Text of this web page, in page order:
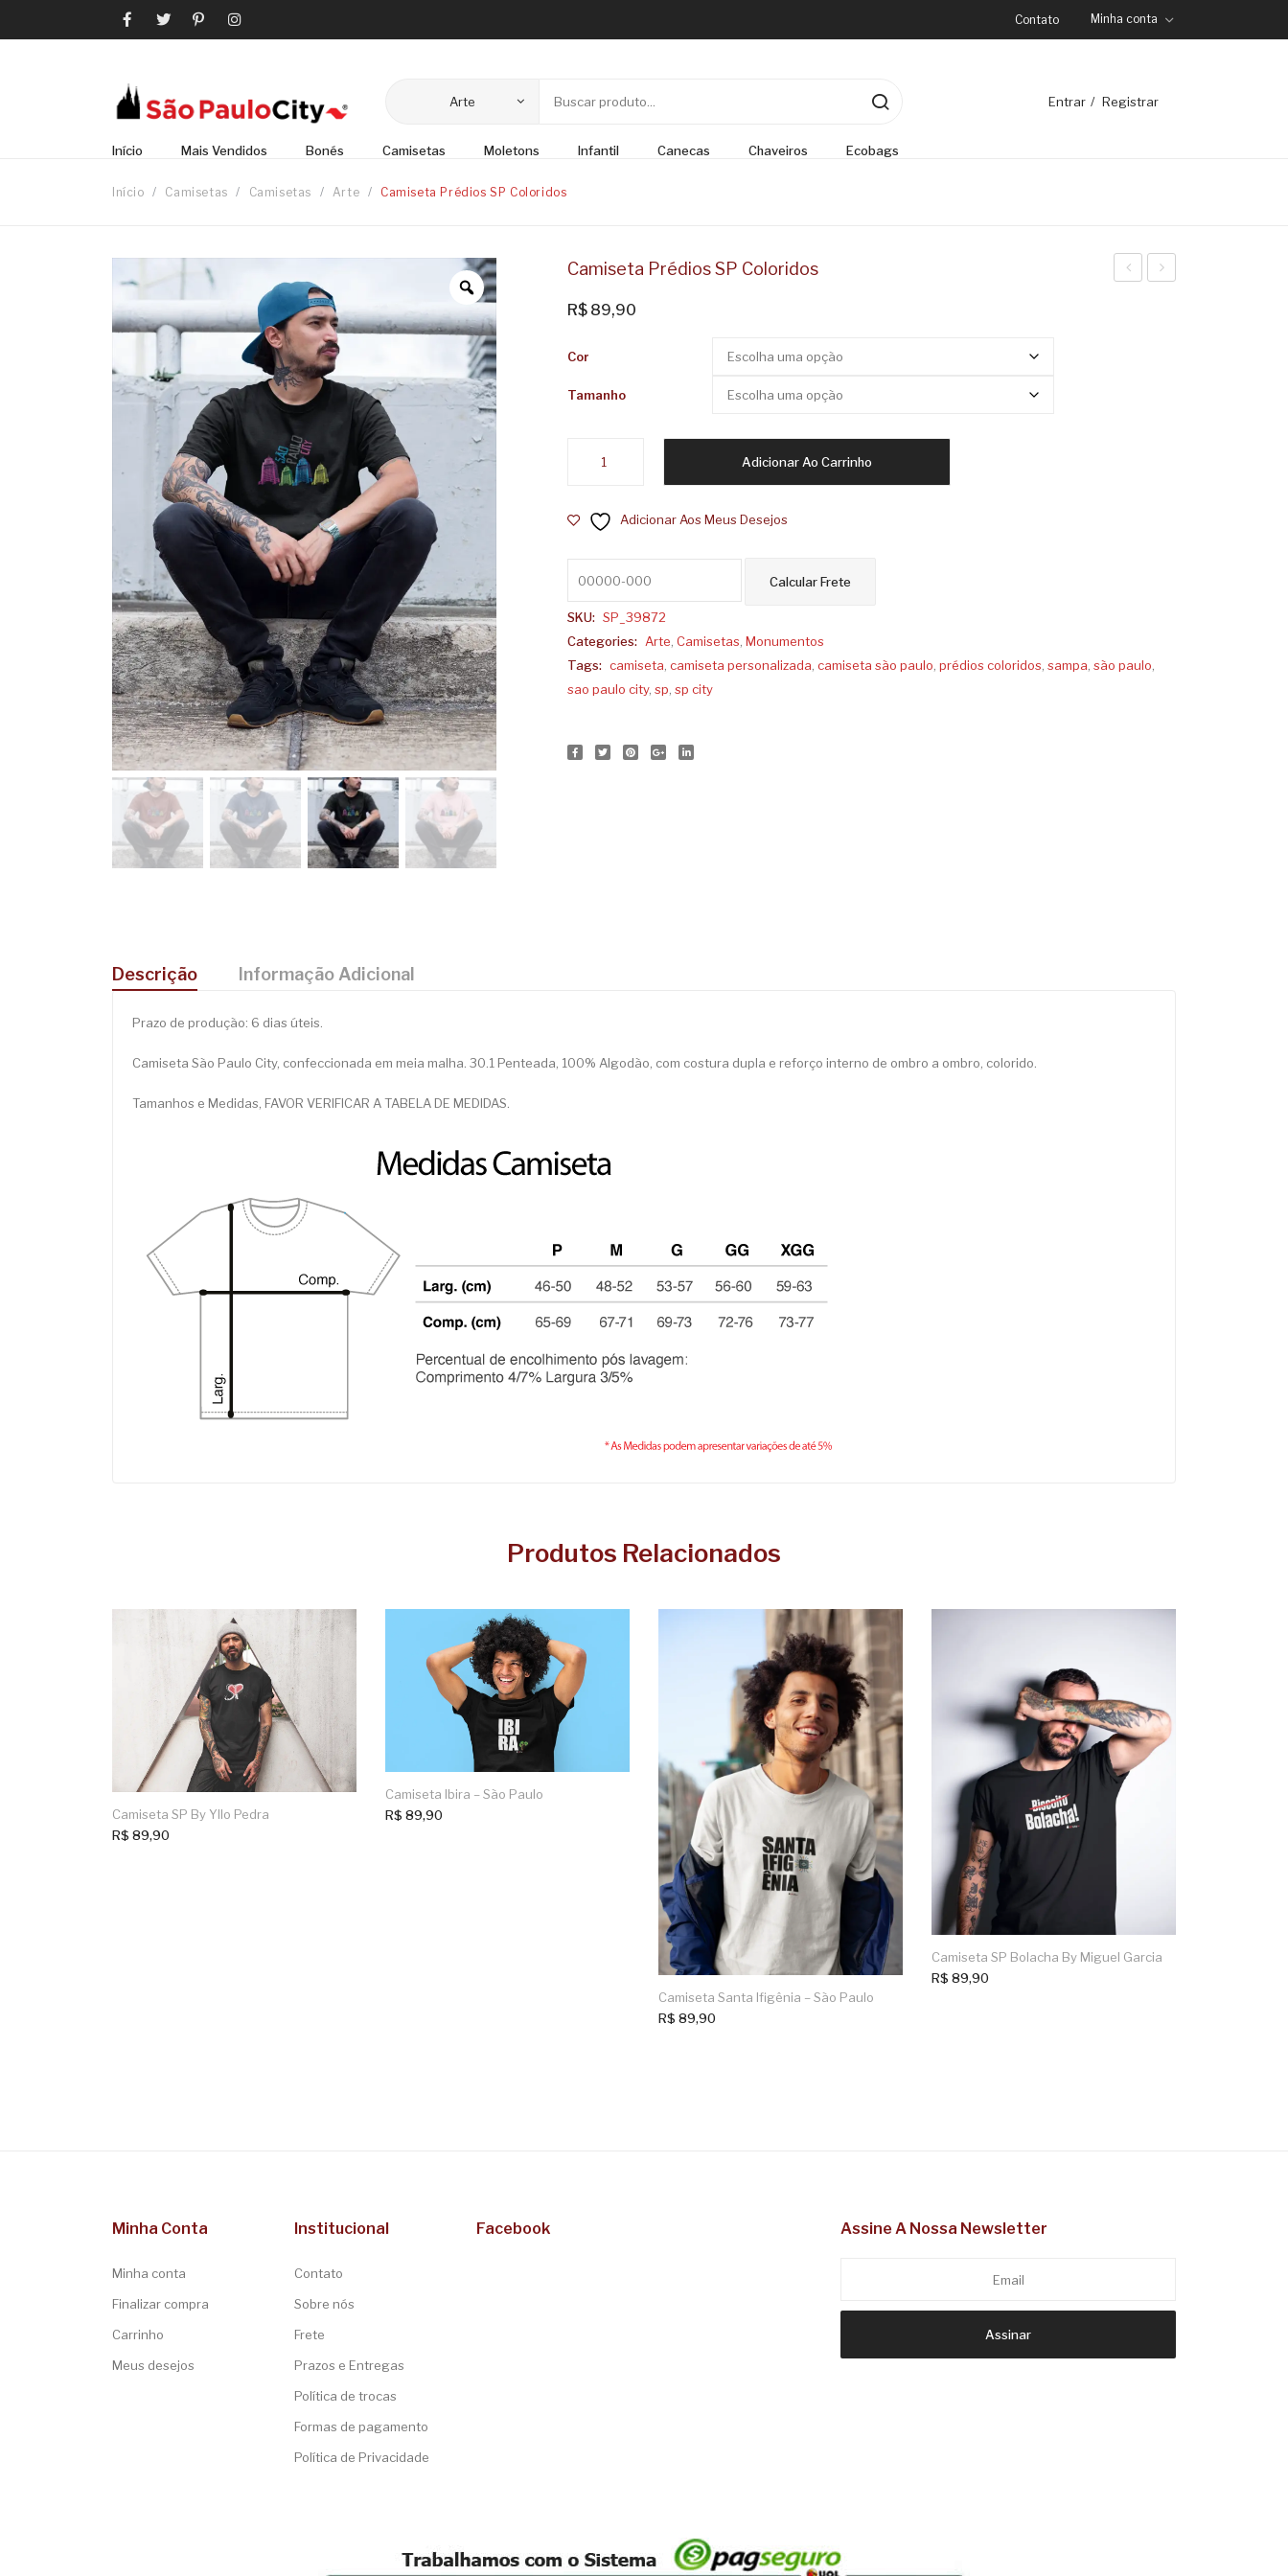
Contato Minha conta
Arte Entrar Registrar
Início Mais Vendidos Bonés Camisetas Moletons Infantil Canecas Chaveiros Ecobags
Início / Camisetas / Camisetas / Arte / Camiseta Prédios SP Coloridos
Camiseta Prédios SP Coloridos
R$ 89,90
Cor
Tamanho
Coloridos
Adicionar Ao Carrinho
Adicionar Aos Meus Desejos
SKU: SP_39872
Categories: Arte, Camisetas, Monumentos
Tags: camiseta, camiseta personalizada, camiseta são paulo, prédios coloridos, sampa, são paulo,
sao paulo city, sp, sp city
Descrição Informação Adicional
Prazo de produção: 6 dias úteis.
Camiseta São Paulo City, confeccionada em meia malha. 30.1 Penteada, 100% Algodão, com costura dupla e reforço interno de ombro a ombro, colorido.
Tamanhos e Medidas, FAVOR VERIFICAR A TABELA DE MEDIDAS.
Produtos Relacionados
Camiseta SP By Yllo Pedra
R$ 89,90
Camiseta Ibira – São Paulo
R$ 89,90
Camiseta Santa Ifigênia – São Paulo
R$ 89,90
Camiseta SP Bolacha By Miguel Garcia
R$ 89,90
Minha Conta
Minha conta
Finalizar compra
Carrinho
Meus desejos
Institucional
Contato
Sobre nós
Frete
Prazos e Entregas
Política de trocas
Formas de pagamento
Política de Privacidade
Facebook Assine A Nossa Newsletter
Assinar